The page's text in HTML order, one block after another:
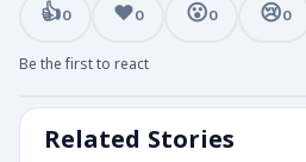
Related Stories
👍0 ❤️0 😮0 😢0
Be the first to react